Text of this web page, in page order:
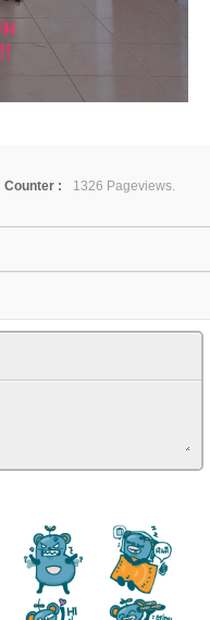
Counter :
1326 Pageviews.